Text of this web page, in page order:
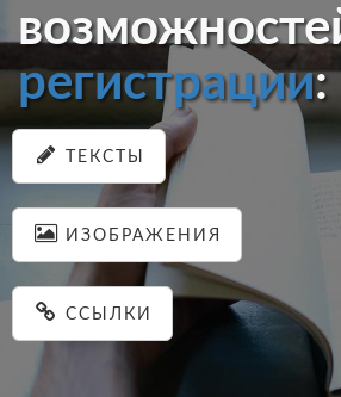
регистрации:
ТЕКСТЫ
ИЗОБРАЖЕНИЯ
ССЫЛКИ